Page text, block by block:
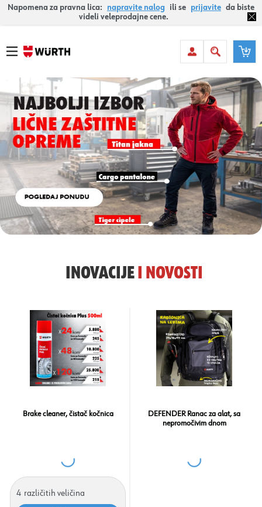
Napomena za pravna lica: napravite nalog ili se prijavite da biste
videli veleprodajne cene.
INOVACIJE NOVOSTI
Brake cleaner, čistač kočnica
4 različitih veličina
DEFENDER Ranac za alat, sa
nepromočivim dnom